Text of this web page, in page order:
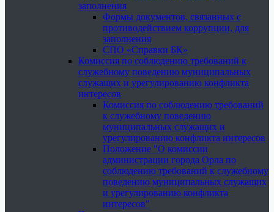
заполнения
Формы документов, связанных с
противодействием коррупции, для
заполнения
СПО «Справки БК»
Комиссия по соблюдению требований к
служебному поведению муниципальных
служащих и урегулированию конфликта
интересов
Комиссия по соблюдению требований
к служебному поведению
муниципальных служащих и
урегулированию конфликта интересов
Положение "О комиссии
администрации города Орла по
соблюдению требований к служебному
поведению муниципальных служащих
и урегулированию конфликта
интересов"